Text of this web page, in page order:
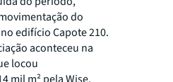
do
edifício Capote 210.
aconteceu na
locou